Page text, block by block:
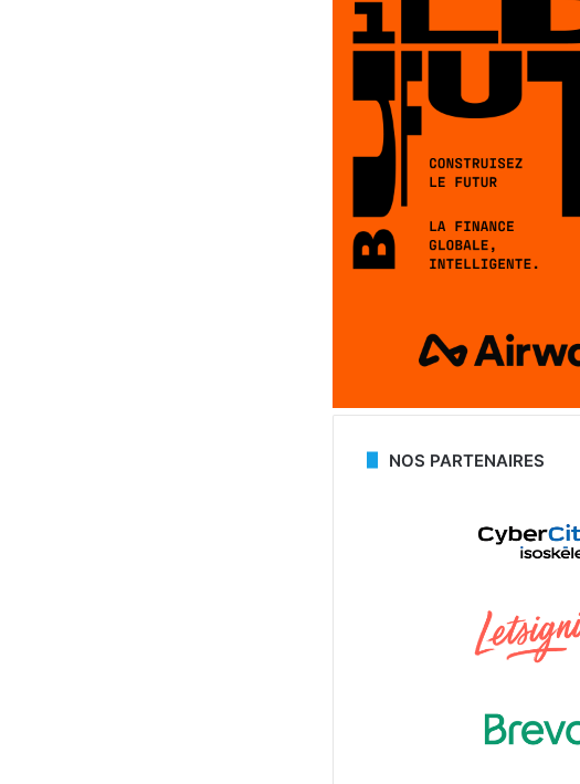
NOS PARTENAIRES